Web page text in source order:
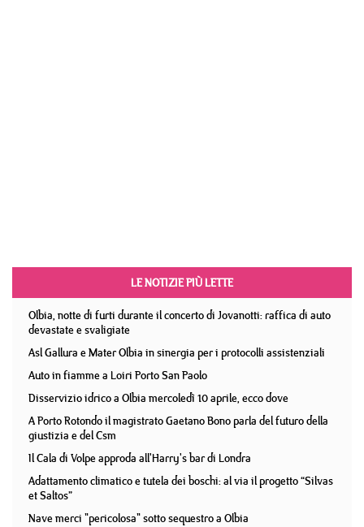
LE NOTIZIE PIÙ LETTE
Olbia, notte di furti durante il concerto di Jovanotti: raffica di auto
devastate e svaligiate
Asl Gallura e Mater Olbia in sinergia per i protocolli assistenziali
Auto in fiamme a Loiri Porto San Paolo
Disservizio idrico a Olbia mercoledì 10 aprile, ecco dove
A Porto Rotondo il magistrato Gaetano Bono parla del futuro della
giustizia e del Csm
Il Cala di Volpe approda all'Harry's bar di Londra
Adattamento climatico e tutela dei boschi: al via il progetto “Silvas
et Saltos”
Nave merci "pericolosa" sotto sequestro a Olbia